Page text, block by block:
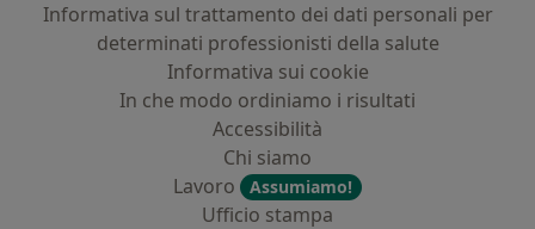
Informativa sul trattamento dei dati personali per
determinati professionisti della salute
Informativa sui cookie
In che modo ordiniamo i risultati
Accessibilità
Chi siamo
Lavoro
Assumiamo!
Ufficio stampa